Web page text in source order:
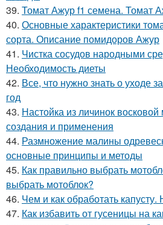
39. Томат Ажур f1 семена. Томат
40. Основные характеристики
сорта. Описание помидоров Ажур
41. Чистка сосудов народными
Необходимость диеты
42. Все, что нужно знать о уходе
год
43. Настойка из личинок
создания и применения
44. Размножение малины
основные принципы и методы
45. Как правильно выбрать
выбрать мотоблок?
46. Чем и как обработать
47. Как избавить от гусеницы на